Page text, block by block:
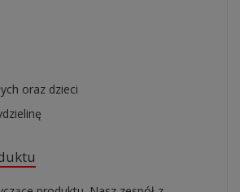
oraz dzieci